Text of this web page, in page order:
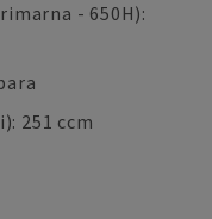
- 650H):
251 ccm